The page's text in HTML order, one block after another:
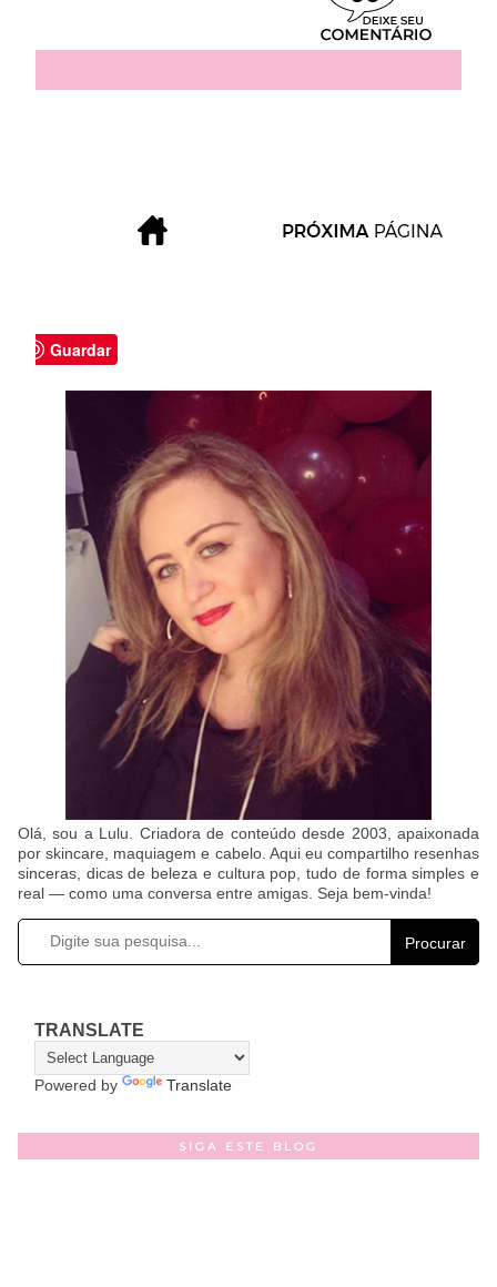
Guardar
Olá, sou a Lulu. Criadora de conteúdo desde 2003, apaixonada
por skincare, maquiagem e cabelo. Aqui eu compartilho resenhas
sinceras, dicas de beleza e cultura pop, tudo de forma simples e
real — como uma conversa entre amigas. Seja bem-vinda!
Procurar
TRANSLATE
Powered by Translate
SIGA ESTE BLOG